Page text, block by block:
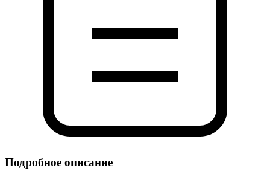
Подробное описание